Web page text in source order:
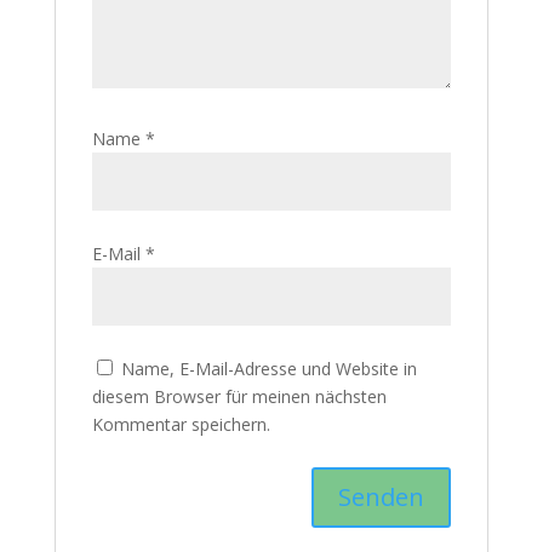
Name *
E-Mail *
Name, E-Mail-Adresse und Website in
diesem Browser für meinen nächsten
Kommentar speichern.